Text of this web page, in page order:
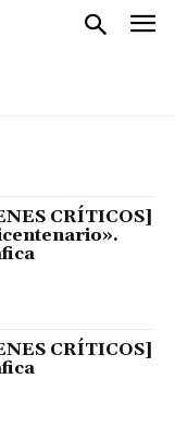
CRÍTICOS]
CRÍTICOS]